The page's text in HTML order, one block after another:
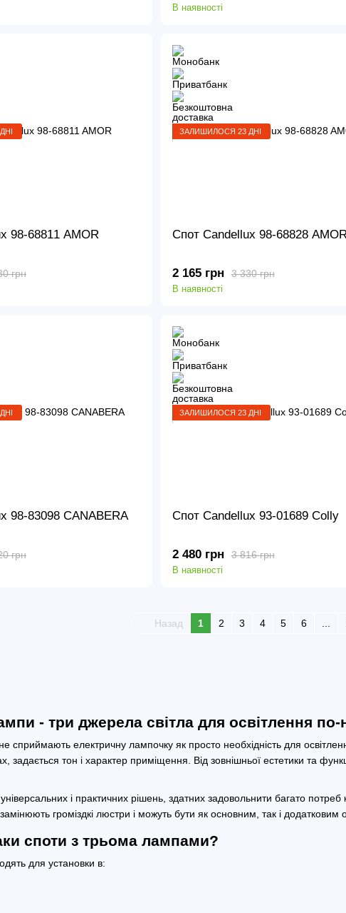
- три джерела світла для освітлення
сприймають електричну лампочку як просто необхідність для
задається тон і характер приміщення. Від зовнішньої естетики та
і практичних рішень, здатних задовольнити багато
замінюють громіздкі люстри і можуть бути як основним, так і додатковим
споти з трьома лампами?
для установки в:
В наявності
98-68811 AMOR
грн
ЗАЛИШИЛОСЯ 23 ДНІ
Спот Candellux 98-68828
3 330 грн
2 165 грн
В наявності
98-83098 CANABERA
грн
ЗАЛИШИЛОСЯ 23 ДНІ
Спот Candellux 93-01689 Colly
3 816 грн
2 480 грн
В наявності
Назад 1 2 3 4 5 6 ...